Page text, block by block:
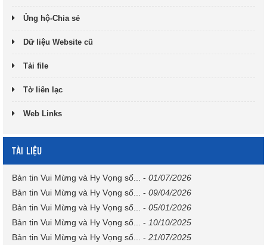
Ủng hộ-Chia sẻ
Dữ liệu Website cũ
Tải file
Tờ liên lạc
Web Links
TÀI LIỆU
Bản tin Vui Mừng và Hy Vọng số... - 01/07/2026
Bản tin Vui Mừng và Hy Vọng số...
- 09/04/2026
Bản tin Vui Mừng và Hy Vọng số...
- 05/01/2026
Bản tin Vui Mừng và Hy Vọng số...
- 10/10/2025
Bản tin Vui Mừng và Hy Vọng số...
- 21/07/2025